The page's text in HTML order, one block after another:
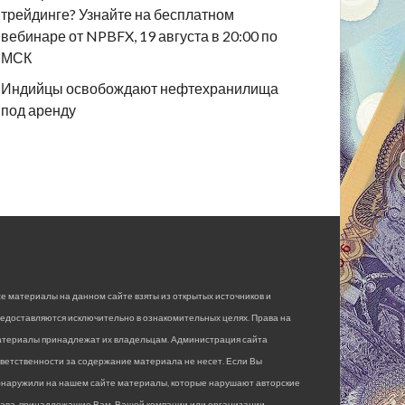
трейдинге? Узнайте на бесплатном
вебинаре от NPBFX, 19 августа в 20:00 по
МСК
Индийцы освобождают нефтехранилища
под аренду
материалы на данном сайте взяты из открытых источников и
исключительно в ознакомительных целях. Права на
принадлежат их владельцам. Администрация сайта
за содержание материала не несет. Если Вы
на нашем сайте материалы, которые нарушают авторские